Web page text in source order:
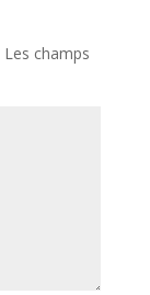
Les champs